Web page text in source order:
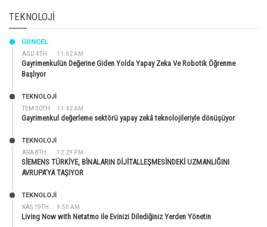
TEKNOLOJI
AĞU 4TH 11:02 AM
GÜNCEL
Gayrimenkulün Değerine Giden Yolda Yapay Zeka Ve Robotik Öğrenme
Başlıyor
TEM 30TH 11:42 AM
TEKNOLOJİ
Gayrimenkul değerleme sektörü yapay zekâ teknolojileriyle dönüşüyor
ARA 8TH 12:29 PM
TEKNOLOJİ
SİEMENS TÜRKİYE, BİNALARIN DİJİTALLEŞMESİNDEKİ UZMANLIĞINI
AVRUPA’YA TAŞIYOR
KAS 19TH 9:50 AM
TEKNOLOJİ
Living Now with Netatmo ile Evinizi Dilediğiniz Yerden Yönetin